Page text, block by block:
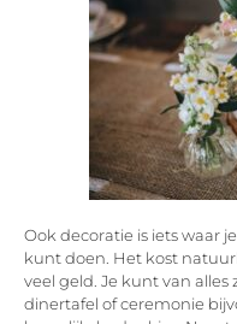
Ook decoratie is iets waar
kunt doen. Het kost
veel geld. Je kunt van
dinertafel of ceremonie